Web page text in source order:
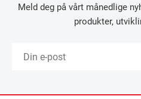
Meld deg på vårt månedlige
produkter,